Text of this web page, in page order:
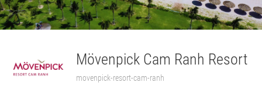
Mövenpick Cam Ranh Resort
movenpick-resort-cam-ranh